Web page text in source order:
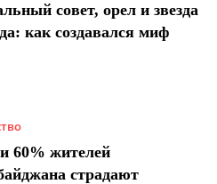
совет, орел и звезда
как создавался миф
60% жителей
страдают